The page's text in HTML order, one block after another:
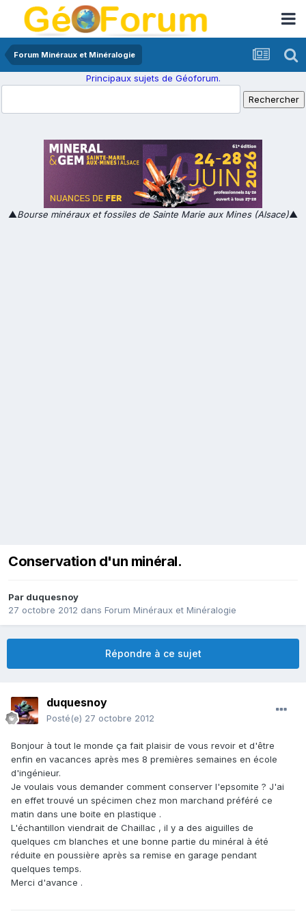
Forum Minéraux et Minéralogie
Principaux sujets de Géoforum.
▲Bourse minéraux et fossiles de Sainte Marie aux Mines (Alsace)▲
Conservation d'un minéral.
Par duquesnoy
27 octobre 2012 dans Forum Minéraux et Minéralogie
Répondre à ce sujet
duquesnoy
Posté(e) 27 octobre 2012
Bonjour à tout le monde ça fait plaisir de vous revoir et d'être
enfin en vacances après mes 8 premières semaines en école
d'ingénieur.
Je voulais vous demander comment conserver l'epsomite ? J'ai
en effet trouvé un spécimen chez mon marchand préféré ce
matin dans une boite en plastique .
L'échantillon viendrait de Chaillac , il y a des aiguilles de
quelques cm blanches et une bonne partie du minéral à été
réduite en poussière après sa remise en garage pendant
quelques temps.
Merci d'avance .